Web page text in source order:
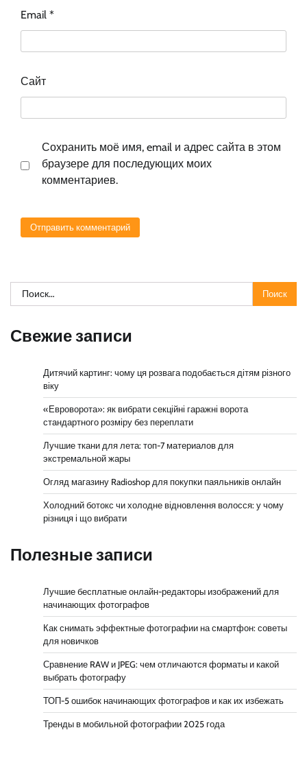
Email *
Сайт
Сохранить моё имя, email и адрес сайта в этом
браузере для последующих моих
комментариев.
Найти:
Свежие записи
Дитячий картинг: чому ця розвага подобається дітям різного
віку
«Евроворота»: як вибрати секційні гаражні ворота
стандартного розміру без переплати
Лучшие ткани для лета: топ-7 материалов для
экстремальной жары
Огляд магазину Radioshop для покупки паяльників онлайн
Холодний ботокс чи холодне відновлення волосся: у чому
різниця і що вибрати
Полезные записи
Лучшие бесплатные онлайн-редакторы изображений для
начинающих фотографов
Как снимать эффектные фотографии на смартфон: советы
для новичков
Сравнение RAW и JPEG: чем отличаются форматы и какой
выбрать фотографу
ТОП-5 ошибок начинающих фотографов и как их избежать
Тренды в мобильной фотографии 2025 года